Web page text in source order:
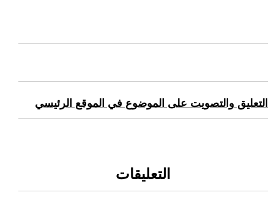
التعليق والتصويت على الموضوع في الموقع الرئيسي
التعليقات